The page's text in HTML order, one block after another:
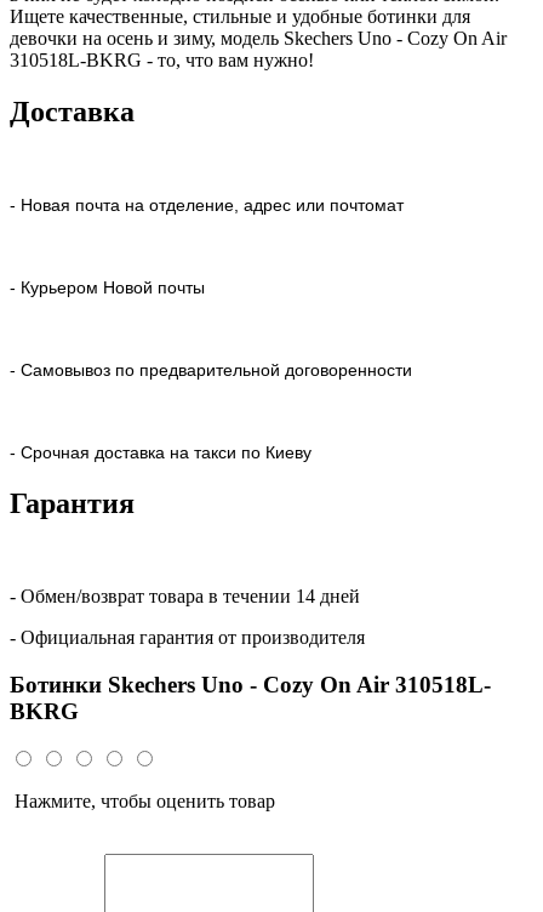
Ищете качественные, стильные и удобные ботинки для
девочки на осень и зиму, модель Skechers Uno - Cozy On Air
310518L-BKRG - то, что вам нужно!
Доставка
- Новая почта на отделение, адрес или почтомат
- Курьером Новой почты
- Самовывоз по предварительной договоренности
- Срочная доставка на такси по Киеву
Гарантия
- Обмен/возврат товара в течении 14 дней
- Официальная гарантия от производителя
Ботинки Skechers Uno - Cozy On Air 310518L-
BKRG
Нажмите, чтобы оценить товар